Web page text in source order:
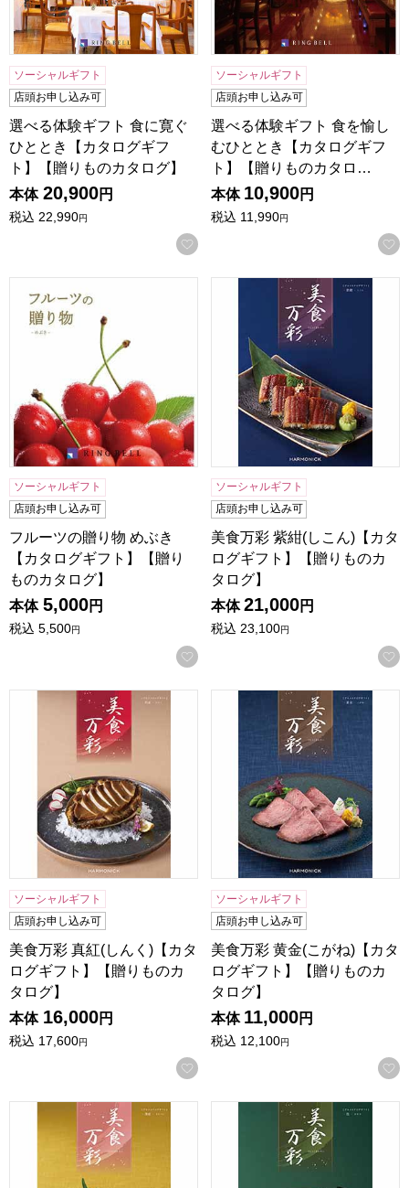
ソーシャルギフト
店頭お申し込み可
選べる体験ギフト 食に寛ぐ
ひととき【カタログギフ
ト】【贈りものカタログ】
本体 20,900円
税込 22,990円
お気に入りに登録する
ソーシャルギフト
店頭お申し込み可
選べる体験ギフト 食を愉し
むひととき【カタログギフ
ト】【贈りものカタロ…
本体 10,900円
税込 11,990円
フルーツの贈り物 めぶき【カタログギフト】【贈りものカ
ソーシャルギフト
店頭お申し込み可
フルーツの贈り物 めぶき
【カタログギフト】【贈り
ものカタログ】
本体 5,000円
税込 5,500円
お気に入りに登録する
美食万彩 紫紺(しこん)【カ
ソーシャルギフト
店頭お申し込み可
美食万彩 紫紺(しこん)【カタ
ログギフト】【贈りものカ
タログ】
本体 21,000円
税込 23,100円
美食万彩 真紅(しんく)【カタログギフト】【贈りものカタロ
ソーシャルギフト
店頭お申し込み可
美食万彩 真紅(しんく)【カタ
ログギフト】【贈りものカ
タログ】
本体 16,000円
税込 17,600円
お気に入りに登録する
美食万彩 黄金(こがね)【カ
ソーシャルギフト
店頭お申し込み可
美食万彩 黄金(こがね)【カタ
ログギフト】【贈りものカ
タログ】
本体 11,000円
税込 12,100円
美食万彩 薄紅(うすべに)【カタログギフト】【贈りものカタ
美食万彩 霞(かすみ)【カタ